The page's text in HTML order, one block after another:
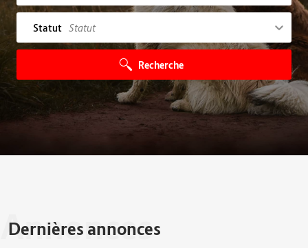
Statut Statut
Recherche
Annonces
Dernières annonces